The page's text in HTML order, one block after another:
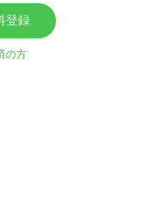
登録
の方